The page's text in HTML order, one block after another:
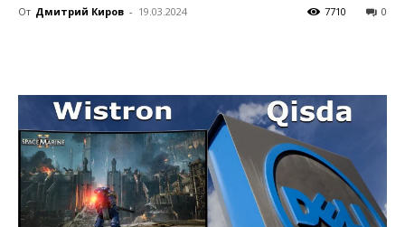
От Дмитрий Киров - 19.03.2024 0
7710